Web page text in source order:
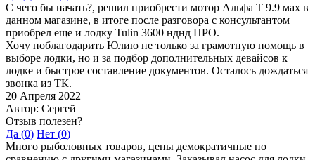
С чего бы начать?, решил приобрести мотор Альфа Т 9.9 мах в
данном магазине, в итоге после разговора с консультантом
приобрел еще и лодку Tulin 3600 нднд ПРО.
Хочу поблагодарить Юлию не только за грамотную помощь в
выборе лодки, но и за подбор дополнительных девайсов к
лодке и быстрое составление документов. Осталось дождаться
звонка из ТК.
20 Апреля 2022
Автор: Сергей
Отзыв полезен?
Да (0) Нет (0)
Много рыболовных товаров, цены демократичные по